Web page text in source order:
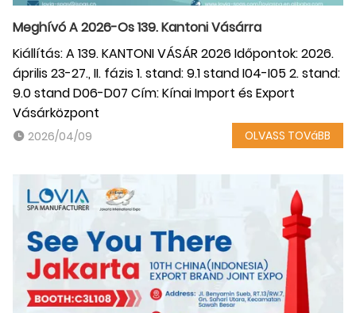
Meghívó A 2026-Os 139. Kantoni Vásárra
Kiállítás: A 139. KANTONI VÁSÁR 2026 Időpontok: 2026.
április 23-27., II. fázis 1. stand: 9.1 stand I04-I05 2. stand:
9.0 stand D06-D07 Cím: Kínai Import és Export
Vásárközpont
2026/04/09 OLVASS TOVáBB